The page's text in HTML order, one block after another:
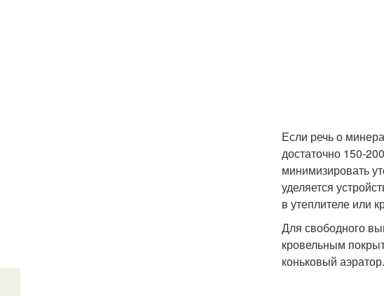
Если речь о
достаточно 150-
минимизировать
уделяется
в утеплителе или
Для свободного
кровельным
коньковый аэратор.